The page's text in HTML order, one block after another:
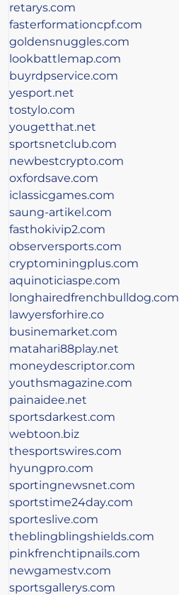
retarys.com
fasterformationcpf.com
goldensnuggles.com
lookbattlemap.com
buyrdpservice.com
yesport.net
tostylo.com
yougetthat.net
sportsnetclub.com
newbestcrypto.com
oxfordsave.com
iclassicgames.com
saung-artikel.com
fasthokivip2.com
observersports.com
cryptominingplus.com
aquinoticiaspe.com
longhairedfrenchbulldog.com
lawyersforhire.co
businemarket.com
matahari88play.net
moneydescriptor.com
youthsmagazine.com
painaidee.net
sportsdarkest.com
webtoon.biz
thesportswires.com
hyungpro.com
sportingnewsnet.com
sportstime24day.com
sporteslive.com
theblingblingshields.com
pinkfrenchtipnails.com
newgamestv.com
sportsgallerys.com